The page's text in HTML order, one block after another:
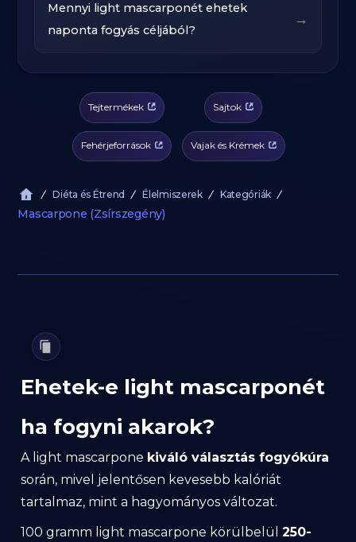
Mennyi light mascarponét ehetek
naponta fogyás céljából?
→
Tejtermékek Sajtok
Fehérjeforrások Vajak és Krémek
Diéta és Étrend Élelmiszerek Kategóriák
Mascarpone (Zsírszegény)
Ehetek-e light mascarponét
ha fogyni akarok?
A light mascarpone kiváló választás fogyókúra
során, mivel jelentősen kevesebb kalóriát
tartalmaz, mint a hagyományos változat.
100 gramm light mascarpone körülbelül 250-